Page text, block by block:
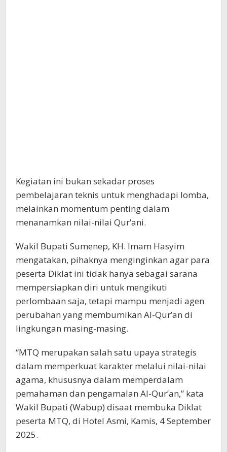
Kegiatan ini bukan sekadar proses
pembelajaran teknis untuk menghadapi lomba,
melainkan momentum penting dalam
menanamkan nilai-nilai Qur’ani.
Wakil Bupati Sumenep, KH. Imam Hasyim
mengatakan, pihaknya menginginkan agar para
peserta Diklat ini tidak hanya sebagai sarana
mempersiapkan diri untuk mengikuti
perlombaan saja, tetapi mampu menjadi agen
perubahan yang membumikan Al-Qur’an di
lingkungan masing-masing.
“MTQ merupakan salah satu upaya strategis
dalam memperkuat karakter melalui nilai-nilai
agama, khususnya dalam memperdalam
pemahaman dan pengamalan Al-Qur’an,” kata
Wakil Bupati (Wabup) disaat membuka Diklat
peserta MTQ, di Hotel Asmi, Kamis, 4 September
2025.